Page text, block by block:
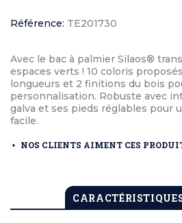
Référence: TE201730
Avec le bac à palmier Silaos®
espaces verts ! 10 coloris
longueurs et 2 finitions du bois
personnalisation. Robuste avec
galva et ses pieds réglables pour
facile.
NOS CLIENTS AIMENT CES